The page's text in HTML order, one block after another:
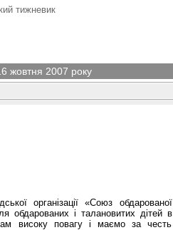
тижневик
жовтня 2007 року
організації «Союз обдарованої
обдарованих і талановитих дітей в
високу повагу і маємо за честь